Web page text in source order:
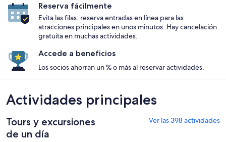
Reserva fácilmente
Evita las filas: reserva entradas en línea para las
atracciones principales en unos minutos. Hay cancelación
gratuita en muchas actividades.
Accede a beneficios
Los socios ahorran un % o más al reservar actividades.
Actividades principales
Tours y excursiones
de un día
Ver las 398 actividades